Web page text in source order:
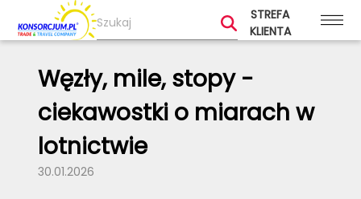
STREFA
KLIENTA
Węzły, mile, stopy -
ciekawostki o miarach w
lotnictwie
30.01.2026